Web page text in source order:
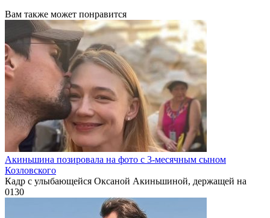
Вам также может понравится
Акиньшина позировала на фото с 3-месячным сыном
Козловского
Кадр с улыбающейся Оксаной Акиньшиной, держащей на
0130